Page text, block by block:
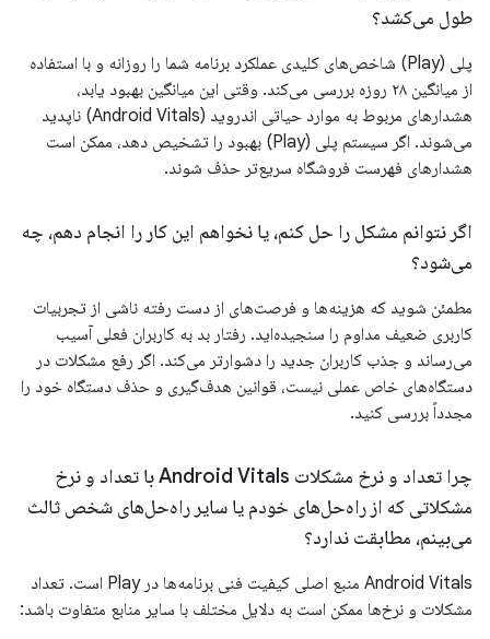
طول می‌کشد؟
پلی (Play) شاخص‌های کلیدی عملکرد برنامه شما را روزانه و با استفاده
از میانگین ۲۸ روزه بررسی می‌کند. وقتی این میانگین بهبود یابد،
هشدارهای مربوط به موارد حیاتی اندروید (Android Vitals) ناپدید
می‌شوند. اگر سیستم پلی (Play) بهبود را تشخیص دهد، ممکن است
هشدارهای فهرست فروشگاه سریع‌تر حذف شوند.
اگر نتوانم مشکل را حل کنم، یا نخواهم این کار را انجام دهم، چه
می‌شود؟
مطمئن شوید که هزینه‌ها و فرصت‌های از دست رفته ناشی از تجربیات
کاربری ضعیف مداوم را سنجیده‌اید. رفتار بد به کاربران فعلی آسیب
می‌رساند و جذب کاربران جدید را دشوارتر می‌کند. اگر رفع مشکلات در
دستگاه‌های خاص عملی نیست، قوانین هدف‌گیری و حذف دستگاه خود را
مجدداً بررسی کنید.
چرا تعداد و نرخ مشکلات Android Vitals با تعداد و نرخ
مشکلاتی که از راه‌حل‌های خودم یا سایر راه‌حل‌های شخص ثالث
می‌بینم، مطابقت ندارد؟
Android Vitals منبع اصلی کیفیت فنی برنامه‌ها در Play است. تعداد
مشکلات و نرخ‌ها ممکن است به دلایل مختلف با سایر منابع متفاوت باشد: